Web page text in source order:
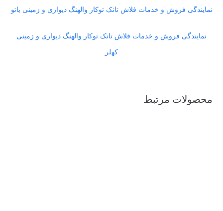
نمایندگی فروش و خدمات فلاش تانک توکار والهنگ دیواری و زمینی یاتو
نمایندگی فروش و خدمات فلاش تانک توکار والهنگ دیواری و زمینی
کهلر
محصولات مرتبط